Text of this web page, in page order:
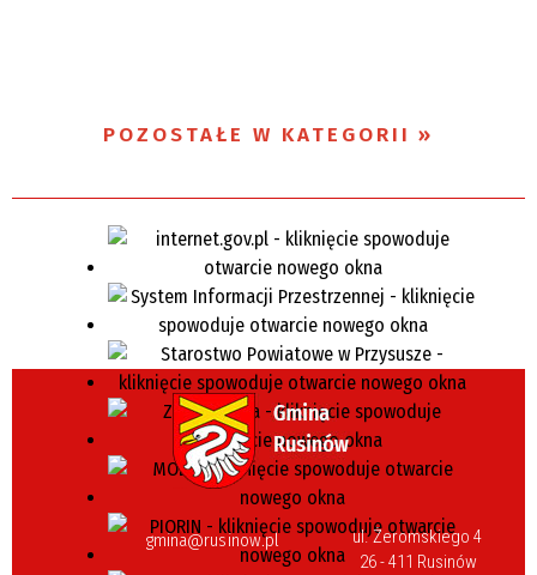
POZOSTAŁE W KATEGORII
gmina@rusinow.pl
ul. Żeromskiego 4
26 - 411 Rusinów